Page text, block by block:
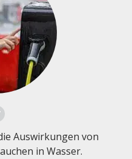
Auswirkungen von
in Wasser.